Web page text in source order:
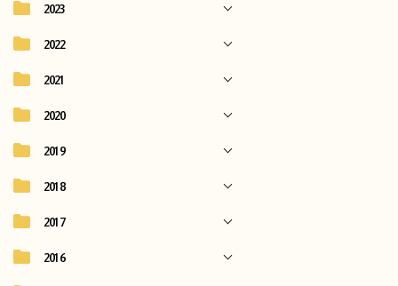
2023
2022
2021
2020
2019
2018
2017
2016